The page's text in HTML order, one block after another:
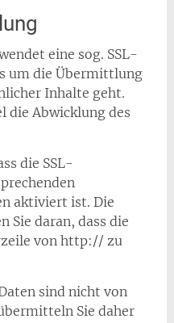
eine sog. SSL-
um die Übermittlung
Inhalte geht.
die Abwicklung des
die SSL-
aktiviert ist. Die
Sie daran, dass die
von http:// zu
sind nicht von
Sie daher